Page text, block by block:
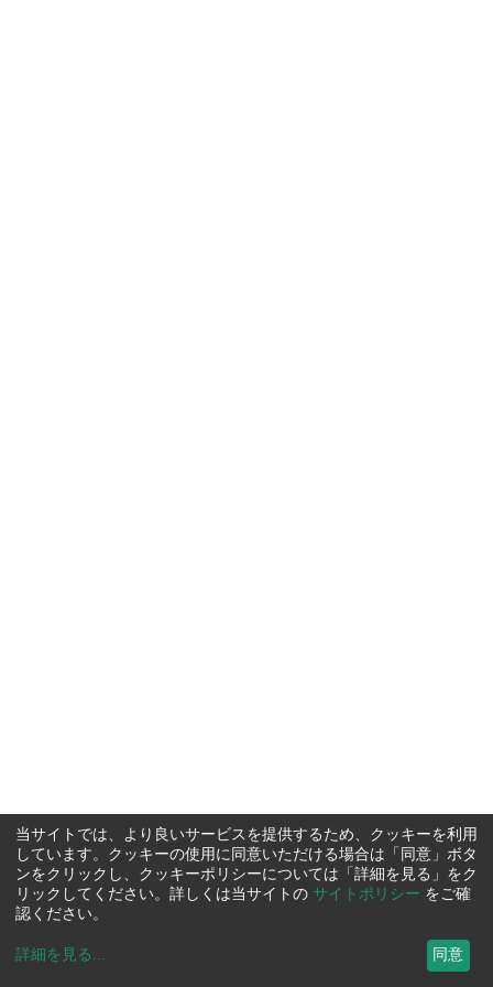
当サイトでは、より良いサービスを提供するため、クッキーを利用
しています。クッキーの使用に同意いただける場合は「同意」ボタ
ンをクリックし、クッキーポリシーについては「詳細を見る」をク
リックしてください。詳しくは当サイトの サイトポリシー をご確
認ください。
詳細を見る ... 同意